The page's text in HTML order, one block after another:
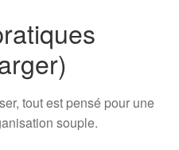
tout est pensé pour une
souple.